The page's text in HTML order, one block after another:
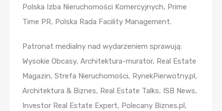
Polska Izba Nieruchomości Komercyjnych, Prime
Time PR, Polska Rada Facility Management.
Patronat medialny nad wydarzeniem sprawują:
Wysokie Obcasy, Architektura-murator, Real Estate
Magazin, Strefa Nieruchomości, RynekPierwotny.pl,
Architektura & Biznes, Real Estate Talks, ISB News,
Investor Real Estate Expert, Polecany Biznes.pl,